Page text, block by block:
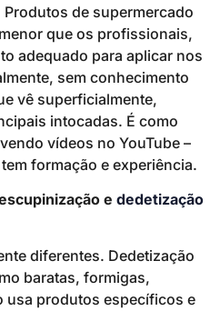
de supermercado
que os profissionais,
adequado para aplicar nos
sem conhecimento
vê superficialmente,
intocadas. É como
vídeos no YouTube –
formação e experiência.
e dedetização
diferentes. Dedetização
baratas, formigas,
usa produtos específicos e